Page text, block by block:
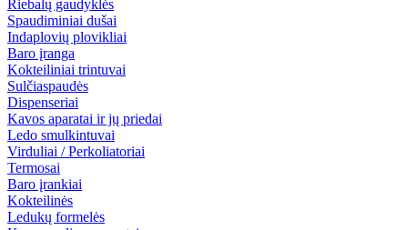
Riebalų gaudyklės
Spaudiminiai dušai
Indaplovių plovikliai
Baro įranga
Kokteiliniai trintuvai
Sulčiaspaudės
Dispenseriai
Kavos aparatai ir jų priedai
Ledo smulkintuvai
Virduliai / Perkoliatoriai
Termosai
Baro įrankiai
Kokteilinės
Ledukų formelės